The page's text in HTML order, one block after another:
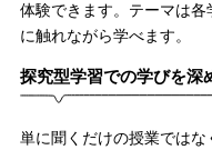
体験できます。テーマは
に触れながら学べます。
探究型学習での学びを深
単に聞くだけの授業では